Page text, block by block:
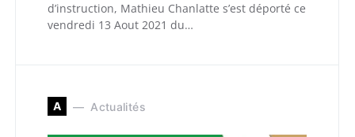
d’instruction, Mathieu Chanlatte s’est déporté ce
vendredi 13 Aout 2021 du…
A Actualités